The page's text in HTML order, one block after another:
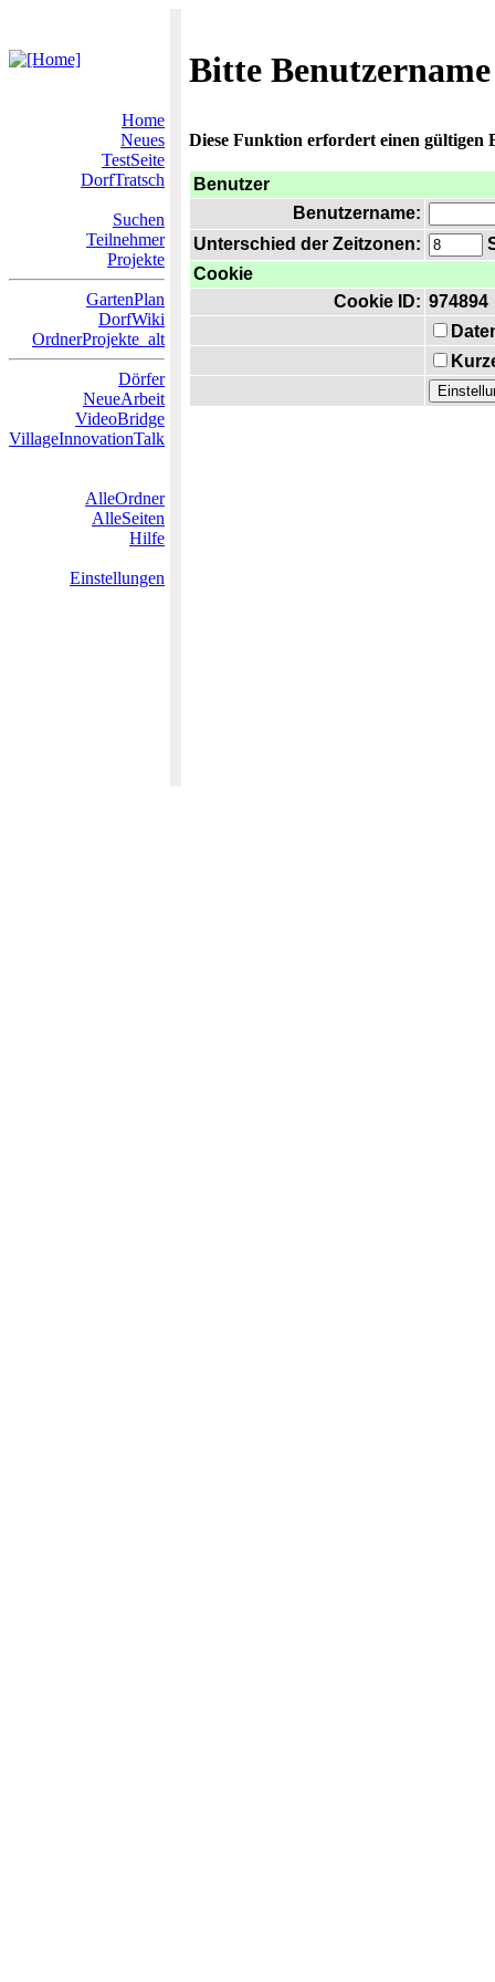
Bitte
Home
Neues
TestSeite
DorfTratsch
Suchen
Teilnehmer
Projekte
GartenPlan
DorfWiki
OrdnerProjekte_alt
Dörfer
NeueArbeit
VideoBridge
VillageInnovationTalk
AlleOrdner
AlleSeiten
Hilfe
Einstellungen
Diese Funktion erfordert einen gültigen
Benutzer
Benutzername:
Unterschied der Zeitzonen:
Cookie
Cookie ID: 974894